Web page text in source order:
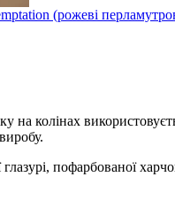
(рожеві
на колінах
пофарбованої